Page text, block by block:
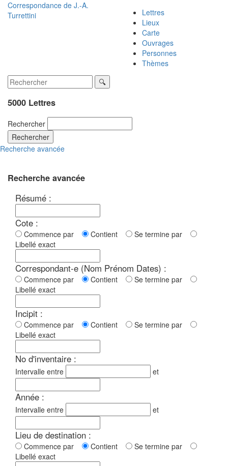
Correspondance de J.-A.
Turrettini
Lettres
Lieux
Carte
Ouvrages
Personnes
Thèmes
5000 Lettres
Rechercher
Rechercher
Recherche avancée
Recherche avancée
Résumé :
Cote :
Commence par Contient
Se termine par
Libellé exact
Correspondant-e (Nom Prénom Dates) :
Commence par Contient
Se termine par
Libellé exact
Incipit :
Commence par Contient
Se termine par
Libellé exact
No d'inventaire :
Intervalle entre et
Année :
Intervalle entre et
Lieu de destination :
Commence par Contient
Se termine par
Libellé exact